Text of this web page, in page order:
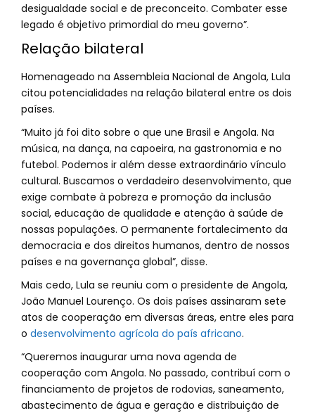
desigualdade social e de preconceito. Combater esse
legado é objetivo primordial do meu governo”.
Relação bilateral
Homenageado na Assembleia Nacional de Angola, Lula
citou potencialidades na relação bilateral entre os dois
países.
“Muito já foi dito sobre o que une Brasil e Angola. Na
música, na dança, na capoeira, na gastronomia e no
futebol. Podemos ir além desse extraordinário vínculo
cultural. Buscamos o verdadeiro desenvolvimento, que
exige combate à pobreza e promoção da inclusão
social, educação de qualidade e atenção à saúde de
nossas populações. O permanente fortalecimento da
democracia e dos direitos humanos, dentro de nossos
países e na governança global”, disse.
Mais cedo, Lula se reuniu com o presidente de Angola,
João Manuel Lourenço. Os dois países assinaram sete
atos de cooperação em diversas áreas, entre eles para
o desenvolvimento agrícola do país africano.
“Queremos inaugurar uma nova agenda de
cooperação com Angola. No passado, contribuí com o
financiamento de projetos de rodovias, saneamento,
abastecimento de água e geração e distribuição de